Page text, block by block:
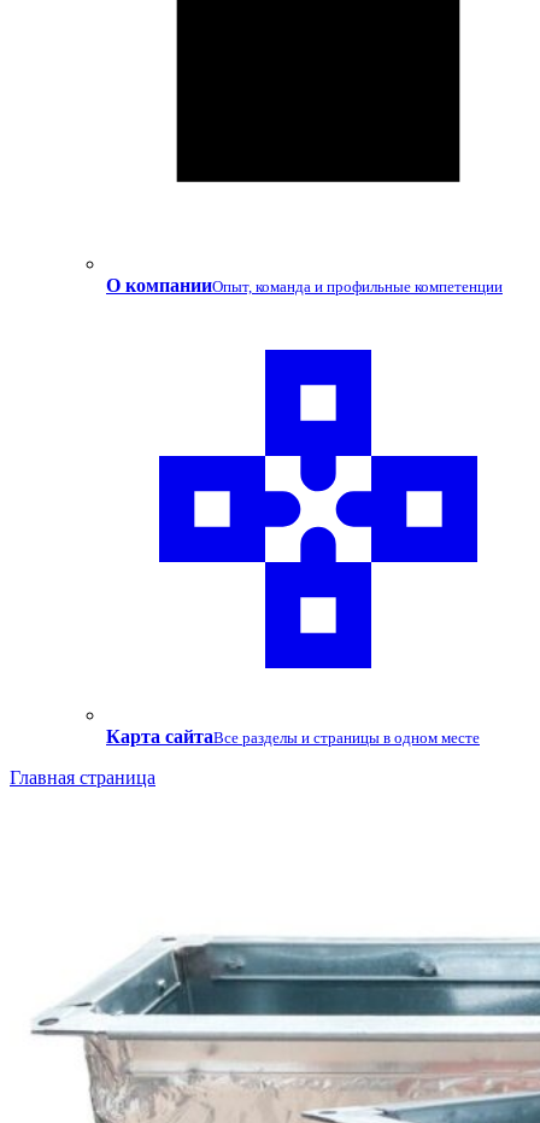
О компанииОпыт, команда и профильные компетенции
Карта сайтаВсе разделы и страницы в одном месте
Главная страница